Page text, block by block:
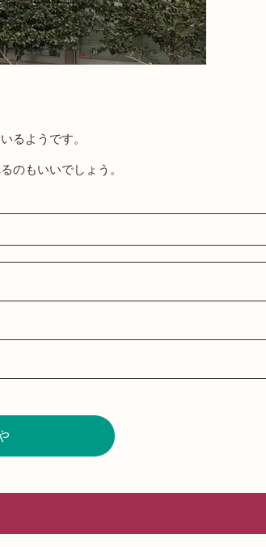
るようです。
のもいいでしょう。